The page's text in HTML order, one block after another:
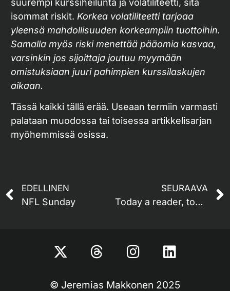
isommat riskit. Korkea volatiliteetti tarjoaa
yleensä mahdollisuuden korkeampiin tuottoihin.
Samalla myös riski menettää pääomia kasvaa,
varsinkin jos sijoittaja joutuu myymään
omistuksiaan juuri pahimpien kurssilaskujen
aikaan.
Tässä kaikki tällä erää. Useaan termiin varmasti
palataan muodossa tai toisessa artikkelisarjan
myöhemmissä osissa.
EDELLINEN
NFL Sunday
SEURAAVA
Today a reader, tomorrow a leader
© Jeremias Makkonen 2025